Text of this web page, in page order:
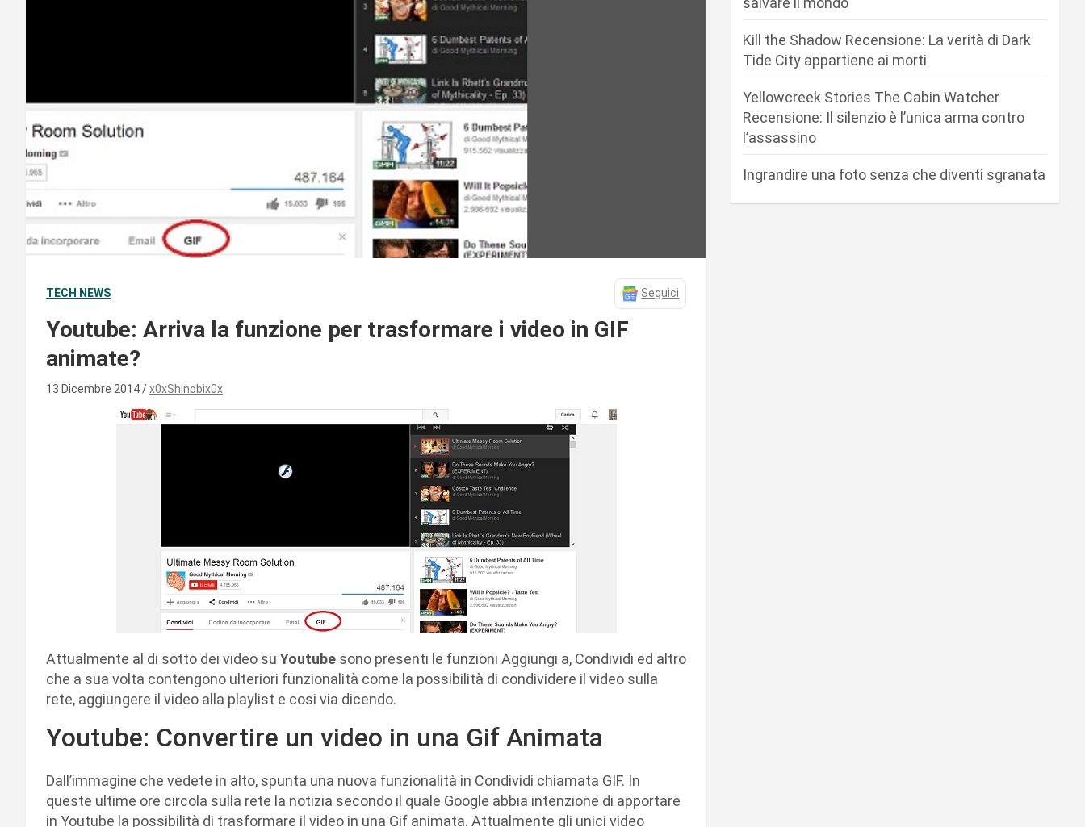
TECH NEWS Seguici
Youtube: Arriva la funzione per trasformare i video in GIF
animate?
13 Dicembre 2014 x0xShinobix0x
Attualmente al di sotto dei video su Youtube sono presenti le funzioni Aggiungi a, Condividi ed altro
che a sua volta contengono ulteriori funzionalità come la possibilità di condividere il video sulla
rete, aggiungere il video alla playlist e cosi via dicendo.
Youtube: Convertire un video in una Gif Animata
Dall’immagine che vedete in alto, spunta una nuova funzionalità in Condividi chiamata GIF. In
queste ultime ore circola sulla rete la notizia secondo il quale Google abbia intenzione di apportare
in Youtube la possibilità di trasformare il video in una Gif animata. Attualmente gli unici video
Kill the Shadow Recensione: La verità di Dark
Tide City appartiene ai morti
Yellowcreek Stories The Cabin Watcher
Recensione: Il silenzio è l’unica arma contro
l’assassino
Ingrandire una foto senza che diventi sgranata